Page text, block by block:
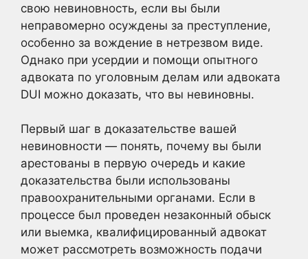
свою невиновность, если вы были
неправомерно осуждены за преступление,
особенно за вождение в нетрезвом виде.
Однако при усердии и помощи опытного
адвоката по уголовным делам или адвоката
DUI можно доказать, что вы невиновны.
Первый шаг в доказательстве вашей
невиновности — понять, почему вы были
арестованы в первую очередь и какие
доказательства были использованы
правоохранительными органами. Если в
процессе был проведен незаконный обыск
или выемка, квалифицированный адвокат
может рассмотреть возможность подачи